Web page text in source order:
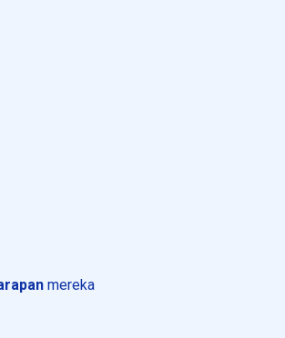
mereka